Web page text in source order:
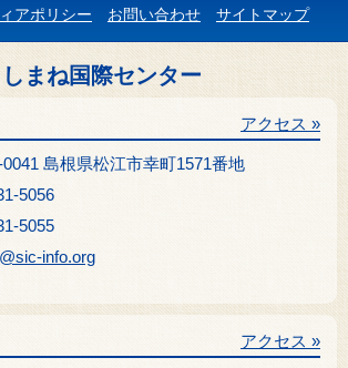
アポリシー
お問い合わせ サイトマップ
まね国際センター
0041 島根県松江市幸町1571番地
アクセス »
5056
5055
info.org
アクセス »